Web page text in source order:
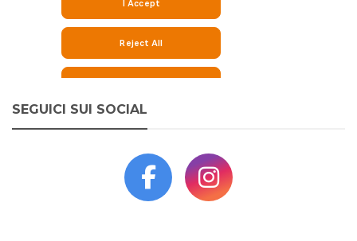
SEGUICI SUI SOCIAL